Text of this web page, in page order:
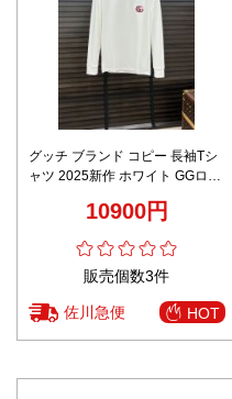
グッチ ブランド コピー 長袖Tシ
ャツ 2025新作 ホワイト GGロゴ
地 シンプルデザイン 安心サイト
10900円
販売個数3件
佐川急便 HOT